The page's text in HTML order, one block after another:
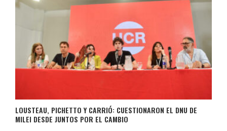
LOUSTEAU, PICHETTO Y CARRIÓ: CUESTIONARON EL DNU DE
MILEI DESDE JUNTOS POR EL CAMBIO